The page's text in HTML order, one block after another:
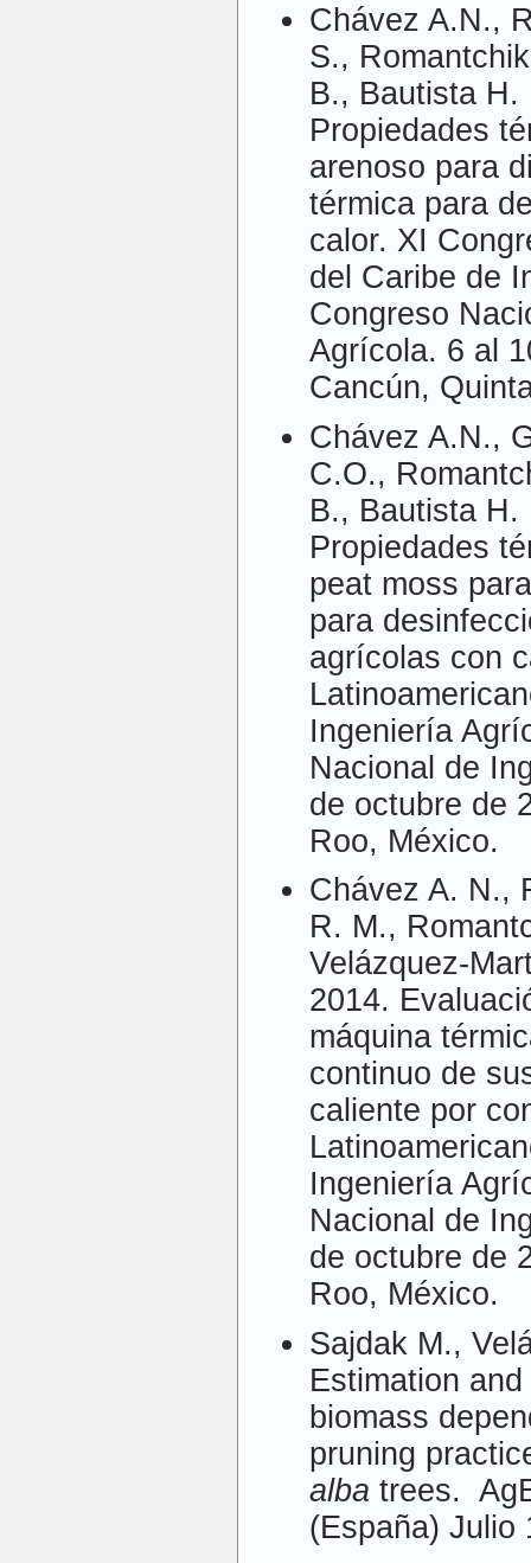
Chávez A.N.,
S.,
B., Bautista
Propiedades
arenoso para
térmica para
calor. XI
del Caribe de
Congreso
Agrícola. 6 al
Cancún,
Chávez A.N.,
C.O.,
B., Bautista H.
Propiedades
peat moss
para
agrícolas con
Ingeniería
Nacional de
de octubre de
Roo, México.
Chávez A. N.,
R. M.,
Velázquez-
2014.
máquina
continuo de
caliente por
Ingeniería
Nacional de
de octubre de
Roo, México.
Sajdak M.,
Estimation
biomass
pruning
alba trees.
(España) Julio